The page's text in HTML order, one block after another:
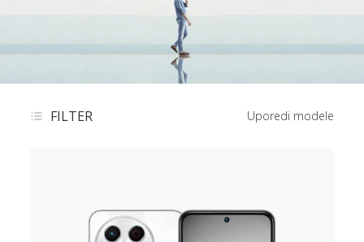
FILTER Uporedi modele​